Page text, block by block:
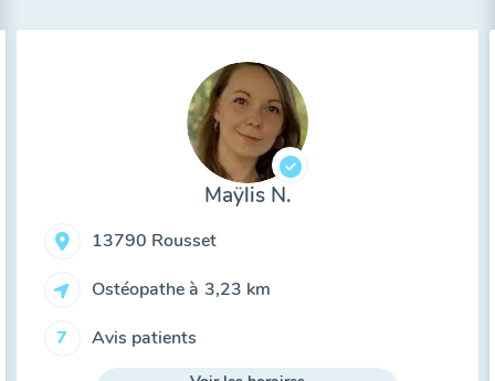
Maÿlis N.
13790 Rousset
Ostéopathe à 3,23 km
7 Avis patients